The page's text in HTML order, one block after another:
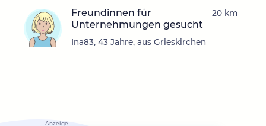
Freundinnen für
Unternehmungen gesucht
Ina83, 43 Jahre, aus Grieskirchen
20 km